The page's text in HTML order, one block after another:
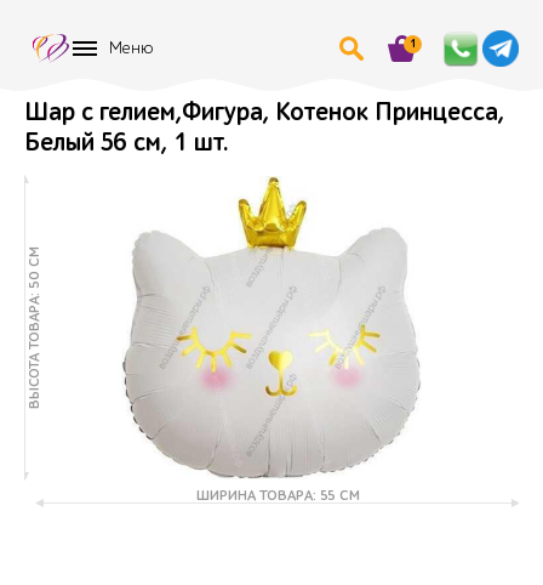
Меню 1
Шар с гелием,Фигура, Котенок Принцесса,
Белый 56 см, 1 шт.
ВЫСОТА ТОВАРА: 50 СМ
ШИРИНА ТОВАРА: 55 СМ